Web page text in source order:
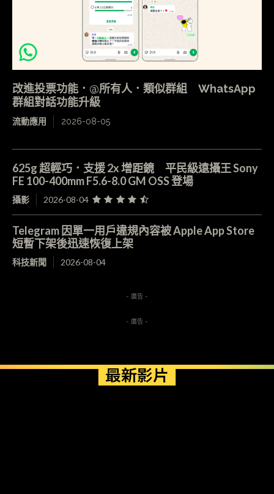
改進投票功能．@所有人．類似群組 WhatsApp
群組對話功能升級
流動應用 2026-08-05
625g 超輕巧．支援 2x 增距鏡 平民級遠攝王 Sony
FE 100-400mm F5.6-8.0 GM OSS 登場
攝影 2026-08-04
Telegram 因單一用戶違規內容被 Apple App Store
短暫下架後迅速恢復上架
科技新聞 2026-08-04
- 廣告 -
- 廣告 -
最新影片